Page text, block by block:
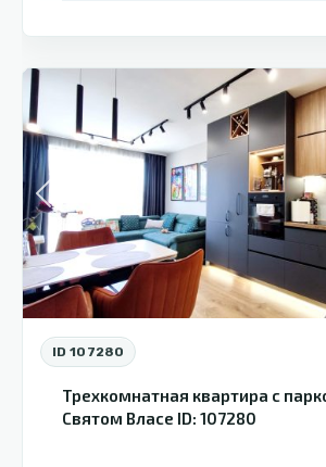
Previous
ID 107280
Трехкомнатная квартира с
Святом Власе ID: 107280